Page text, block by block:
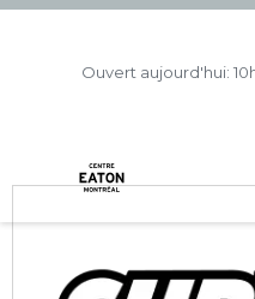
Ouvert aujourd'hui:
vendredi8/7